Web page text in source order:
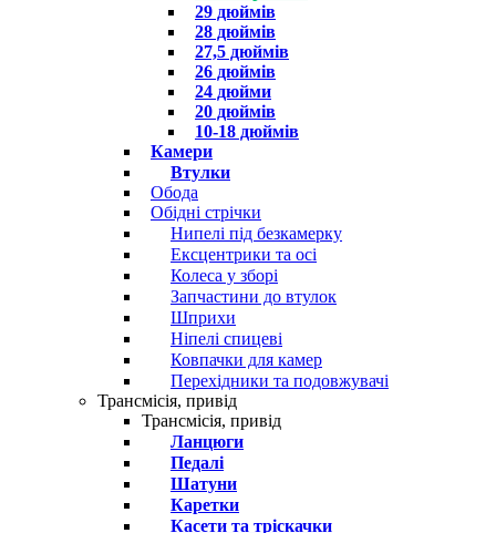
29 дюймів
28 дюймів
27,5 дюймів
26 дюймів
24 дюйми
20 дюймів
10-18 дюймів
Камери
Втулки
Обода
Обідні стрічки
Нипелі під безкамерку
Ексцентрики та осі
Колеса у зборі
Запчастини до втулок
Шприхи
Ніпелі спицеві
Ковпачки для камер
Перехідники та подовжувачі
Трансмісія, привід
Трансмісія, привід
Ланцюги
Педалі
Шатуни
Каретки
Касети та тріскачки